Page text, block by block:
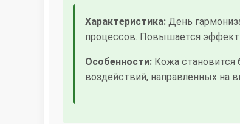
Характеристика: День
процессов. Повышается
Особенности: Кожа
воздействий, направленных на